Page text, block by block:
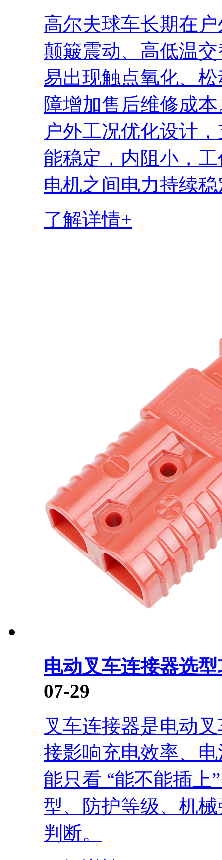
高尔夫球车长期在
颠簸震动、高低温
易出现触点氧化、
障增加售后维修成
户外工况优化设计
能稳定，内阻小，
电机之间电力持续
了解详情+
电动叉车连接器选
07-29
叉车连接器是电动
接影响充电效率、
能只看 “能不能插上
型、防护等级、机
判断。